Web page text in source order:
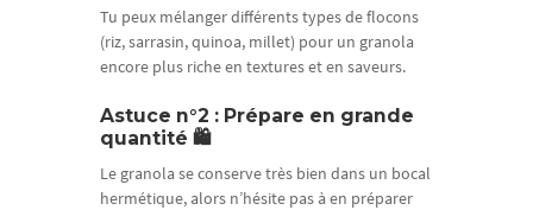
Tu peux mélanger différents types de flocons
(riz, sarrasin, quinoa, millet) pour un granola
encore plus riche en textures et en saveurs.
Astuce n°2 : Prépare en grande
quantité 🛍️
Le granola se conserve très bien dans un bocal
hermétique, alors n’hésite pas à en préparer